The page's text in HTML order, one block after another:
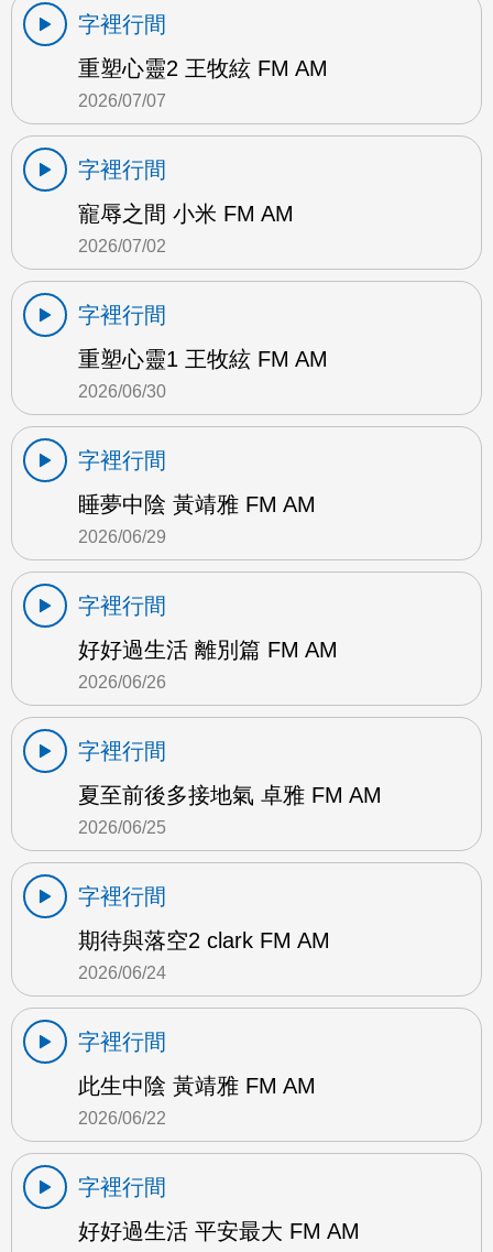
字裡行間
重塑心靈2 王牧絃 FM AM
2026/07/07
字裡行間
寵辱之間 小米 FM AM
2026/07/02
字裡行間
重塑心靈1 王牧絃 FM AM
2026/06/30
字裡行間
睡夢中陰 黃靖雅 FM AM
2026/06/29
字裡行間
好好過生活 離別篇 FM AM
2026/06/26
字裡行間
夏至前後多接地氣 卓雅 FM AM
2026/06/25
字裡行間
期待與落空2 clark FM AM
2026/06/24
字裡行間
此生中陰 黃靖雅 FM AM
2026/06/22
字裡行間
好好過生活 平安最大 FM AM